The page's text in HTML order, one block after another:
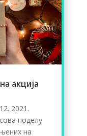
акција
2021.
поделу
на